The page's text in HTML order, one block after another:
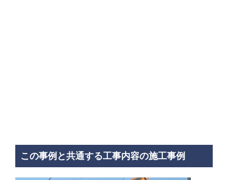
この事例と共通する工事内容の施工事例